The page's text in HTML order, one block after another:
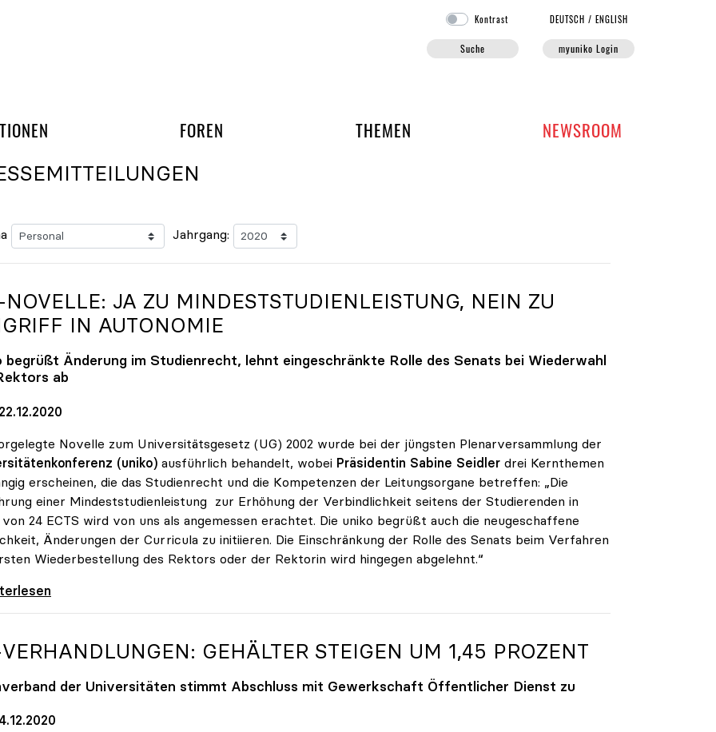
Kontrast DEUTSCH /ENGLISH
Suche myuniko Login
FOREN UND ARBEITSGRUPPEN DER UNIKO
THEMEN NEWSROOM
Jahrgang:
NOVELLE: JA ZU MINDESTSTUDIENLEISTUNG, NEIN ZU
IN AUTONOMIE
begrüßt Änderung im Studienrecht, lehnt eingeschränkte Rolle des Senats bei Wiederwahl
ab
Novelle zum Universitätsgesetz (UG) 2002 wurde bei der jüngsten Plenarversammlung der
(uniko) ausführlich behandelt, wobei Präsidentin Sabine Seidler drei Kernthemen
erscheinen, die das Studienrecht und die Kompetenzen der Leitungsorgane betreffen: „Die
einer Mindeststudienleistung zur Erhöhung der Verbindlichkeit seitens der Studierenden in
von 24 ECTS wird von uns als angemessen erachtet. Die uniko begrüßt auch die neugeschaffene
Änderungen der Curricula zu initiieren. Die Einschränkung der Rolle des Senats beim Verfahren
Wiederbestellung des Rektors oder der Rektorin wird hingegen abgelehnt.“
Ja zu Mindeststudienleistung, nein zu
GEHÄLTER STEIGEN UM 1,45 PROZENT
der Universitäten stimmt Abschluss mit Gewerkschaft Öffentlicher Dienst zu